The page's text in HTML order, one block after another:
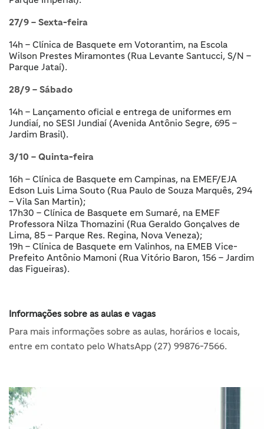
27/9 – Sexta-feira
14h – Clínica de Basquete em Votorantim, na Escola
Wilson Prestes Miramontes (Rua Levante Santucci, S/N –
Parque Jataí).
28/9 – Sábado
14h – Lançamento oficial e entrega de uniformes em
Jundiaí, no SESI Jundiaí (Avenida Antônio Segre, 695 –
Jardim Brasil).
3/10 – Quinta-feira
16h – Clínica de Basquete em Campinas, na EMEF/EJA
Edson Luis Lima Souto (Rua Paulo de Souza Marquês, 294
– Vila San Martin);
17h30 – Clínica de Basquete em Sumaré, na EMEF
Professora Nilza Thomazini (Rua Geraldo Gonçalves de
Lima, 85 – Parque Res. Regina, Nova Veneza);
19h – Clínica de Basquete em Valinhos, na EMEB Vice-
Prefeito Antônio Mamoni (Rua Vitório Baron, 156 – Jardim
das Figueiras).
Informações sobre as aulas e vagas
Para mais informações sobre as aulas, horários e locais,
entre em contato pelo WhatsApp (27) 99876-7566.